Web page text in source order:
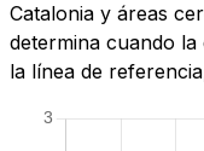
Catalonia y áreas
determina cuando
la línea de